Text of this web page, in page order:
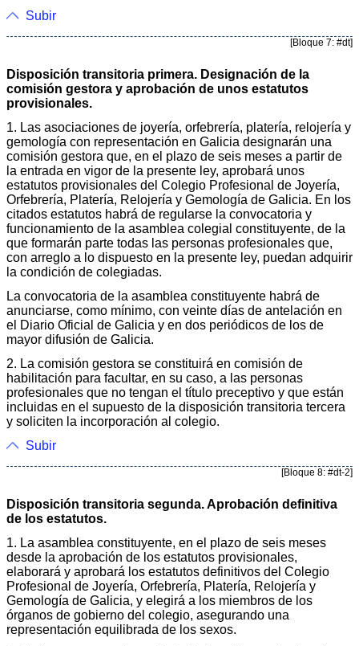
Subir
[Bloque 7: #dt]
Disposición transitoria primera. Designación de la
comisión gestora y aprobación de unos estatutos
provisionales.
1. Las asociaciones de joyería, orfebrería, platería, relojería y
gemología con representación en Galicia designarán una
comisión gestora que, en el plazo de seis meses a partir de
la entrada en vigor de la presente ley, aprobará unos
estatutos provisionales del Colegio Profesional de Joyería,
Orfebrería, Platería, Relojería y Gemología de Galicia. En los
citados estatutos habrá de regularse la convocatoria y
funcionamiento de la asamblea colegial constituyente, de la
que formarán parte todas las personas profesionales que,
con arreglo a lo dispuesto en la presente ley, puedan adquirir
la condición de colegiadas.
La convocatoria de la asamblea constituyente habrá de
anunciarse, como mínimo, con veinte días de antelación en
el Diario Oficial de Galicia y en dos periódicos de los de
mayor difusión de Galicia.
2. La comisión gestora se constituirá en comisión de
habilitación para facultar, en su caso, a las personas
profesionales que no tengan el título preceptivo y que están
incluidas en el supuesto de la disposición transitoria tercera
y soliciten la incorporación al colegio.
Subir
[Bloque 8: #dt-2]
Disposición transitoria segunda. Aprobación definitiva
de los estatutos.
1. La asamblea constituyente, en el plazo de seis meses
desde la aprobación de los estatutos provisionales,
elaborará y aprobará los estatutos definitivos del Colegio
Profesional de Joyería, Orfebrería, Platería, Relojería y
Gemología de Galicia, y elegirá a los miembros de los
órganos de gobierno del colegio, asegurando una
representación equilibrada de los sexos.